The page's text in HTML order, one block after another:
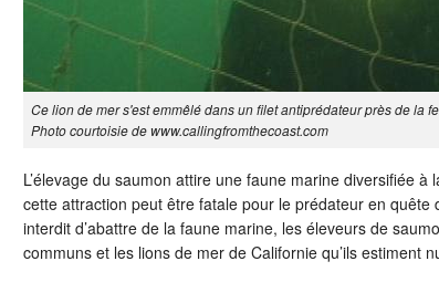
Ce lion de mer s'est emmêlé dans un filet antiprédateur près de la
Photo courtoisie de www.callingfromthecoast.com
L’élevage du saumon attire une faune marine diversifiée à
cette attraction peut être fatale pour le prédateur en quête
interdit d’abattre de la faune marine, les éleveurs de
communs et les lions de mer de Californie qu’ils estiment